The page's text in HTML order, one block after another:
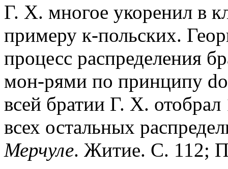
Г. Х. многое укоренил в
примеру к-польских.
процесс распределения
мон-рями по принципу
всей братии Г. Х.
всех остальных
Мерчуле. Житие. С. 112;